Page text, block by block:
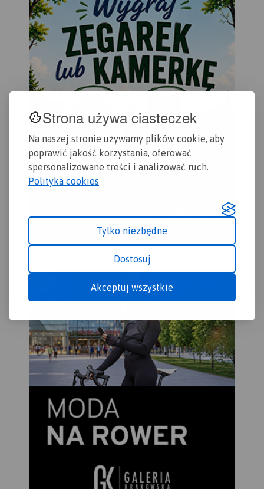
Strona używa ciasteczek
Na naszej stronie używamy plików cookie, aby
poprawić jakość korzystania, oferować
spersonalizowane treści i analizować ruch.
Polityka cookies
Tylko niezbędne
Dostosuj
Akceptuj wszystkie
wyróżniono miejsca i
miejscowości warte
odwiedzenia.